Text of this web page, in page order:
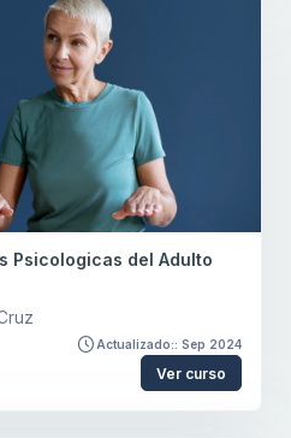
Psicologicas del Adulto
Actualizado:: Sep 2024
Ver curso